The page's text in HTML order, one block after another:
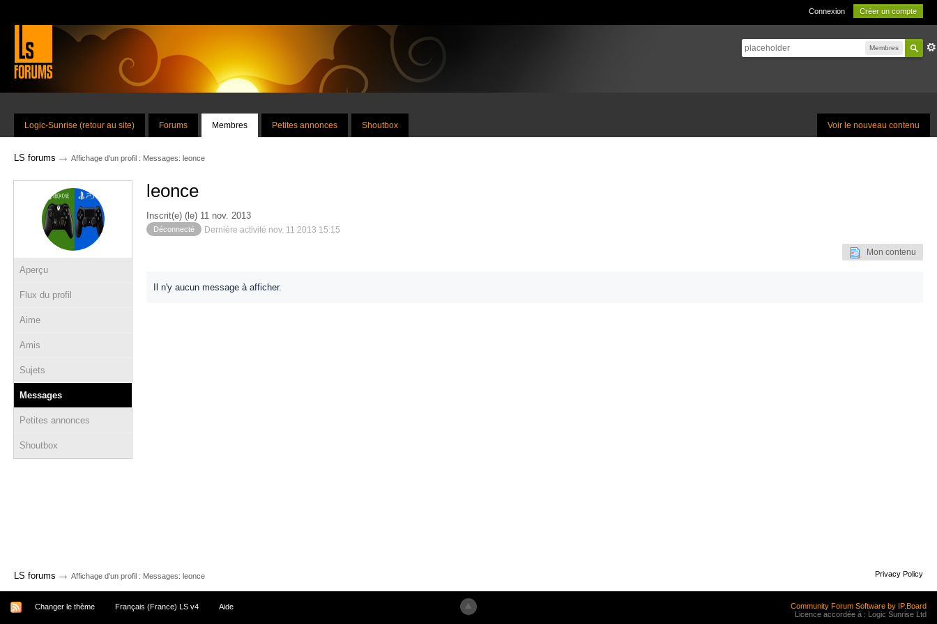
Connexion Créer un compte
Membres
Voir le nouveau contenu
Logic-Sunrise (retour au site) Forums Membres Petites annonces Shoutbox
LS forums → Affichage d'un profil : Messages: leonce
Aperçu
Flux du profil
Aime
Amis
Sujets
Messages
Petites annonces
Shoutbox
leonce
Inscrit(e) (le) 11 nov. 2013
Déconnecté Dernière activité nov. 11 2013 15:15
Mon contenu
Il n'y aucun message à afficher.
LS forums → Affichage d'un profil : Messages: leonce Privacy Policy
Changer le thème Français (France) LS v4 Aide
Community Forum Software by IP.Board
Licence accordée à : Logic Sunrise Ltd